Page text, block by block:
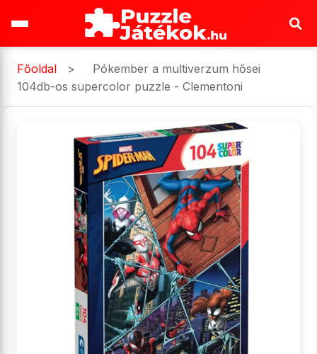
Főoldal >
Pókember a multiverzum hősei
104db-os supercolor puzzle - Clementoni